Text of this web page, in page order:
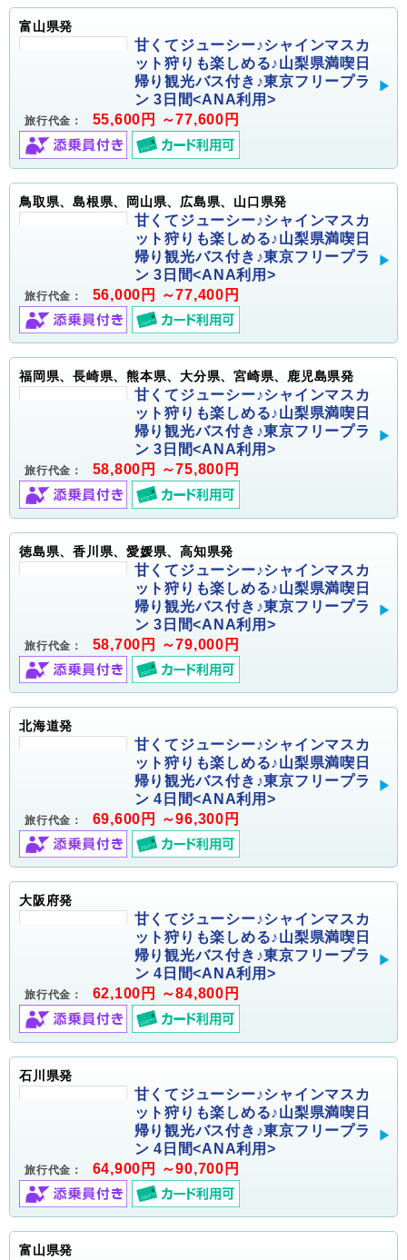
富山県発
甘くてジューシー♪シャインマスカ
ット狩りも楽しめる♪山梨県満喫日
帰り観光バス付き♪東京フリープラ
ン 3日間<ANA利用>
旅行代金： 55,600円 ～77,600円
鳥取県、島根県、岡山県、広島県、山口県発
甘くてジューシー♪シャインマスカ
ット狩りも楽しめる♪山梨県満喫日
帰り観光バス付き♪東京フリープラ
ン 3日間<ANA利用>
旅行代金： 56,000円 ～77,400円
福岡県、長崎県、熊本県、大分県、宮崎県、鹿児島県発
甘くてジューシー♪シャインマスカ
ット狩りも楽しめる♪山梨県満喫日
帰り観光バス付き♪東京フリープラ
ン 3日間<ANA利用>
旅行代金： 58,800円 ～75,800円
徳島県、香川県、愛媛県、高知県発
甘くてジューシー♪シャインマスカ
ット狩りも楽しめる♪山梨県満喫日
帰り観光バス付き♪東京フリープラ
ン 3日間<ANA利用>
旅行代金： 58,700円 ～79,000円
北海道発
甘くてジューシー♪シャインマスカ
ット狩りも楽しめる♪山梨県満喫日
帰り観光バス付き♪東京フリープラ
ン 4日間<ANA利用>
旅行代金： 69,600円 ～96,300円
大阪府発
甘くてジューシー♪シャインマスカ
ット狩りも楽しめる♪山梨県満喫日
帰り観光バス付き♪東京フリープラ
ン 4日間<ANA利用>
旅行代金： 62,100円 ～84,800円
石川県発
甘くてジューシー♪シャインマスカ
ット狩りも楽しめる♪山梨県満喫日
帰り観光バス付き♪東京フリープラ
ン 4日間<ANA利用>
旅行代金： 64,900円 ～90,700円
富山県発